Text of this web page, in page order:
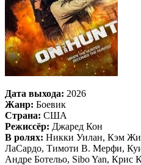
Дата выхода: 2026
Жанр: Боевик
Страна: США
Режиссёр: Джаред Кон
В ролях: Никки Уилан, Кэм
ЛаСардо, Тимоти В. Мерфи,
Андре Ботельо, Sibo Yan, Крис